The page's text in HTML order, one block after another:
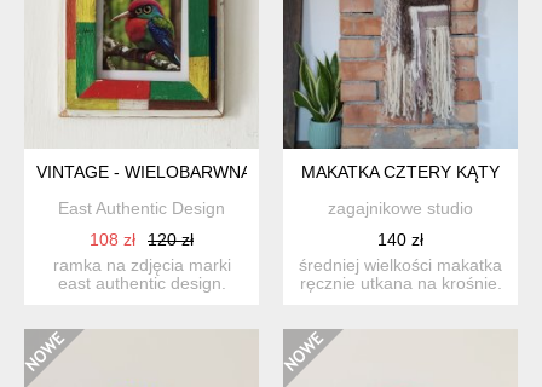
VINTAGE - WIELOBARWNA RAMKA - STARE DREWNO
East Authentic Design
108 zł
120 zł
ramka na zdjęcia marki
east authentic design.
MAKATKA CZTERY KĄTY
zagajnikowe studio
140 zł
średniej wielkości makatka
ręcznie utkana na krośnie.